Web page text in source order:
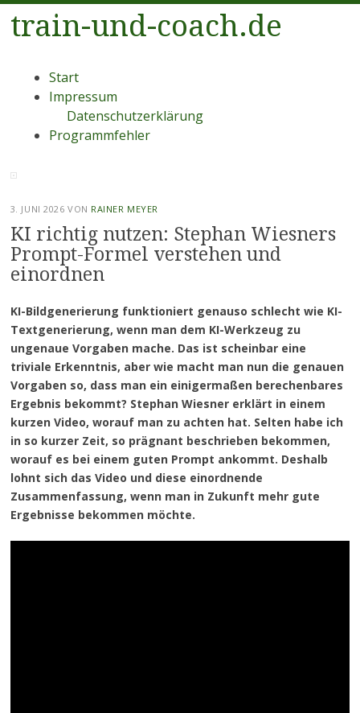
train-und-coach.de
Menü
Zum
Inhalt
Start
Impressum
Datenschutzerklärung
Programmfehler
3. JUNI 2026 VON RAINER MEYER
KI richtig nutzen: Stephan Wiesners
Prompt-Formel verstehen und
einordnen
KI-Bildgenerierung funktioniert genauso schlecht wie KI-
Textgenerierung, wenn man dem KI-Werkzeug zu
ungenaue Vorgaben mache. Das ist scheinbar eine
triviale Erkenntnis, aber wie macht man nun die genauen
Vorgaben so, dass man ein einigermaßen berechenbares
Ergebnis bekommt? Stephan Wiesner erklärt in einem
kurzen Video, worauf man zu achten hat. Selten habe ich
in so kurzer Zeit, so prägnant beschrieben bekommen,
worauf es bei einem guten Prompt ankommt. Deshalb
lohnt sich das Video und diese einordnende
Zusammenfassung, wenn man in Zukunft mehr gute
Ergebnisse bekommen möchte.